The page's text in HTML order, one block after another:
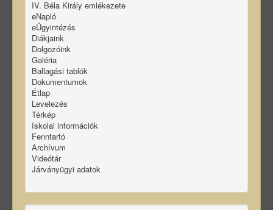
IV. Béla Király emlékezete
eNapló
eÜgyintézés
Diákjaink
Dolgozóink
Galéria
Ballagási tablók
Dokumentumok
Étlap
Levelezés
Térkép
Iskolai információk
Fenntartó
Archívum
Videótár
Járványügyi adatok